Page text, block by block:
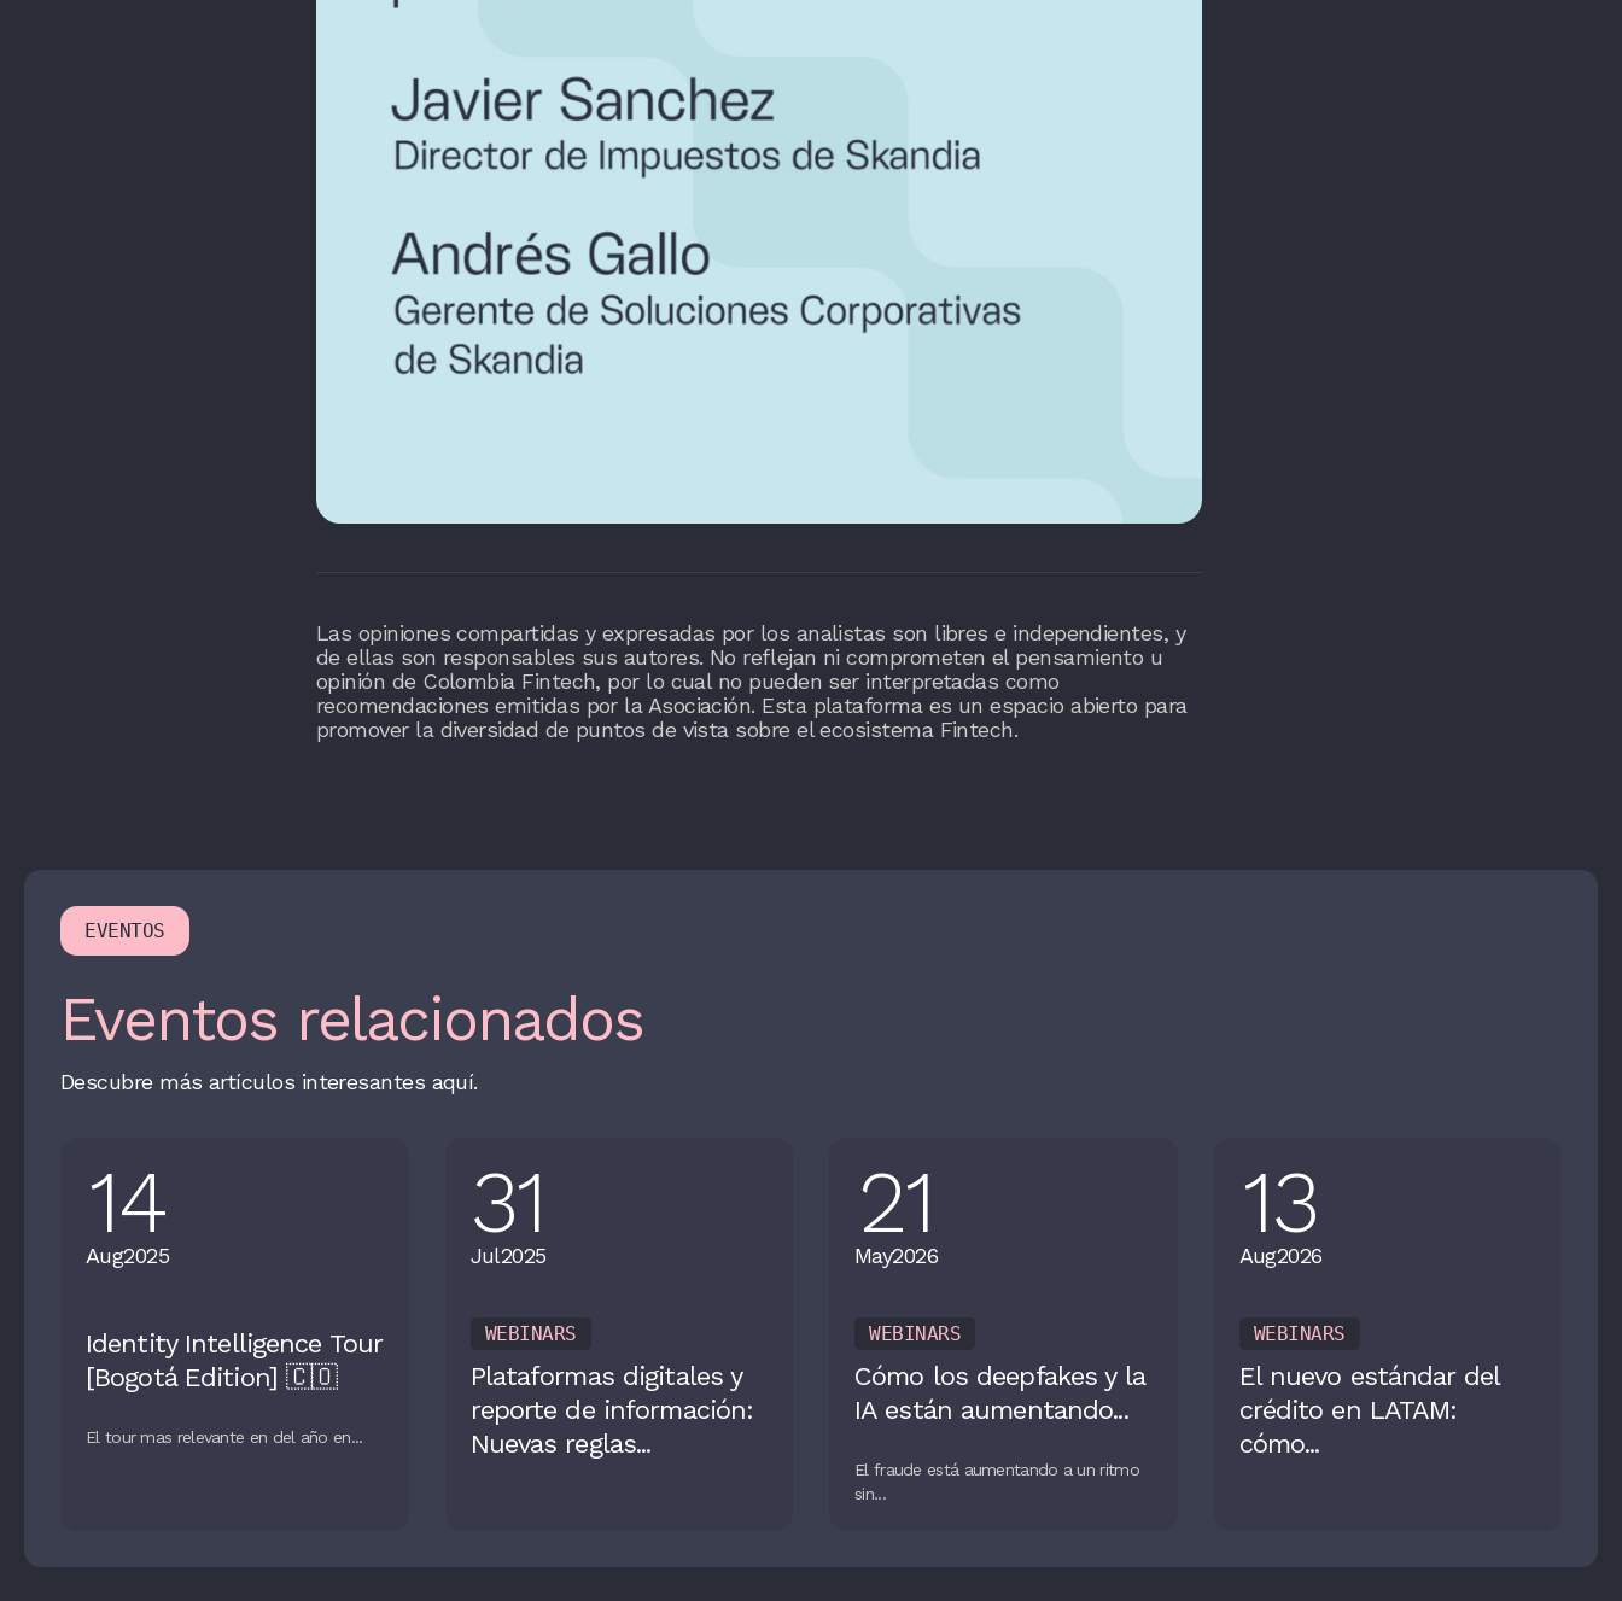
Las opiniones compartidas y expresadas por los analistas son libres e independientes, y
de ellas son responsables sus autores. No reflejan ni comprometen el pensamiento u
opinión de Colombia Fintech, por lo cual no pueden ser interpretadas como
recomendaciones emitidas por la Asociación. Esta plataforma es un espacio abierto para
promover la diversidad de puntos de vista sobre el ecosistema Fintech.
EVENTOS
Eventos relacionados
Descubre más artículos interesantes aquí.
14
Aug2025
Identity Intelligence Tour
[Bogotá Edition] 🇨🇴
El tour mas relevante en del año en...
31
Jul2025
WEBINARS
Plataformas digitales y
reporte de información:
Nuevas reglas...
21
May2026
WEBINARS
Cómo los deepfakes y la
IA están aumentando...
El fraude está aumentando a un ritmo
sin...
13
Aug2026
WEBINARS
El nuevo estándar del
crédito en LATAM:
cómo...